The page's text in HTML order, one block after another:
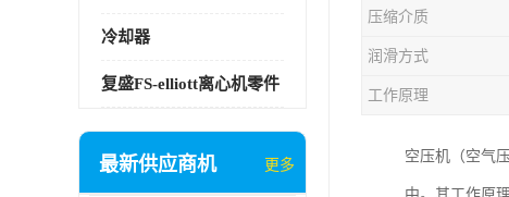
冷却器
复盛FS-elliott离心机零件
最新供应商机 更多
压缩介质
润滑方式
工作原理
空压机（空气